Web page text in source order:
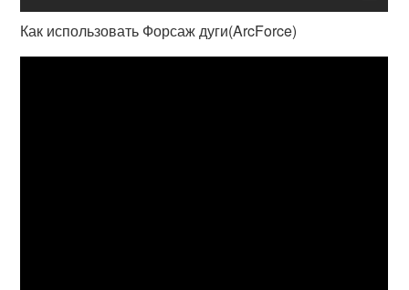
Как использовать Форсаж дуги(ArcForce)